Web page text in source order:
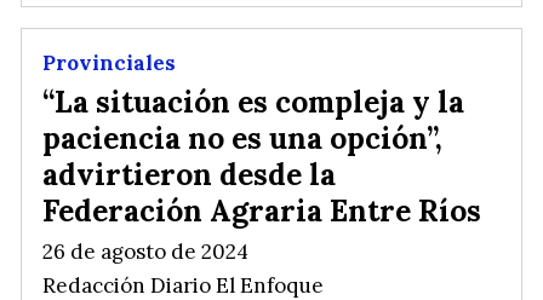
“La situación es compleja y la
paciencia no es una opción”,
advirtieron desde la
Federación Agraria Entre Ríos
Redacción Diario El Enfoque
Provinciales
26 de agosto de 2024